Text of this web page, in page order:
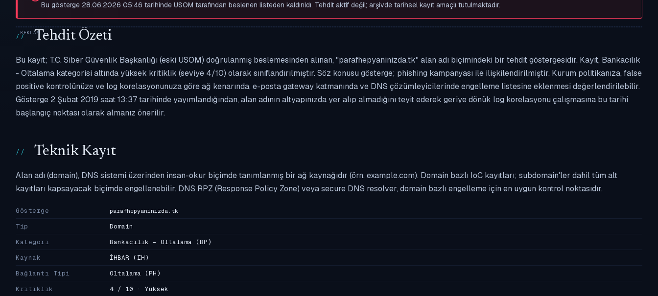
Bu gösterge 28.06.2026 05:46 tarihinde USOM tarafından beslenen listeden kaldırıldı. Tehdit aktif değil; arşivde tarihsel kayıt amaçlı tutulmaktadır.
Tehdit Özeti
Bu kayıt; T.C. Siber Güvenlik Başkanlığı (eski USOM) doğrulanmış beslemesinden alınan, "parafhepyaninizda.tk" alan adı biçimindeki bir tehdit göstergesidir. Kayıt, Bankacılık
- Oltalama kategorisi altında yüksek kritiklik (seviye 4/10) olarak sınıflandırılmıştır. Söz konusu gösterge; phishing kampanyası ile ilişkilendirilmiştir. Kurum politikanıza, false
positive kontrolünüze ve log korelasyonunuza göre ağ kenarında, e-posta gateway katmanında ve DNS çözümleyicilerinde engelleme listesine eklenmesi değerlendirilebilir.
Gösterge 2 Şubat 2019 saat 13:37 tarihinde yayımlandığından, alan adının altyapınızda yer alıp almadığını teyit ederek geriye dönük log korelasyonu çalışmasına bu tarihi
başlangıç noktası olarak almanız önerilir.
Teknik Kayıt
Alan adı (domain), DNS sistemi üzerinden insan-okur biçimde tanımlanmış bir ağ kaynağıdır (örn. example.com). Domain bazlı IoC kayıtları; subdomain'ler dahil tüm alt
kayıtları kapsayacak biçimde engellenebilir. DNS RPZ (Response Policy Zone) veya secure DNS resolver, domain bazlı engelleme için en uygun kontrol noktasıdır.
Gösterge parafhepyaninizda.tk
Tip
Domain
Kategori
Bankacılık - Oltalama (BP)
Kaynak
İHBAR (IH)
Bağlantı Tipi
Oltalama (PH)
Kritiklik
4 / 10 · Yüksek